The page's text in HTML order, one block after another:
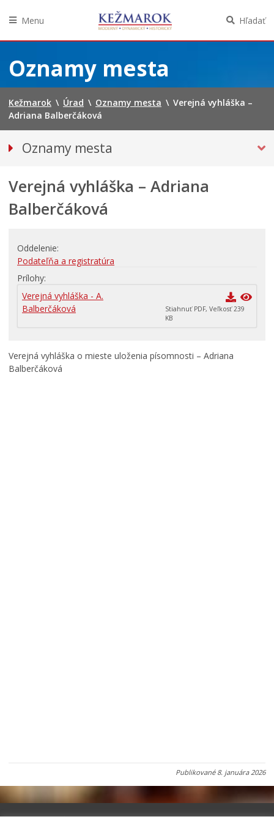
obsah
Menu Hľadať
Oznamy mesta
Kežmarok \ Úrad \ Oznamy mesta \ Verejná vyhláška –
Adriana Balberčáková
Oznamy mesta
Bezpečnosť
Straty a nálezy
Kultúra, šport a propagácia
Primátor informuje
Rodina, život, bývanie
Zamestnanie v samospráve
Verejná vyhláška – Adriana
Balberčáková
Oddelenie
Podateľňa a registratúra
Prílohy
Verejná vyhláška - A.
Balberčáková
Stiahnuť PDF, Veľkosť 239
KB
Verejná vyhláška o mieste uloženia písomnosti – Adriana
Balberčáková
Publikované 8. januára 2026